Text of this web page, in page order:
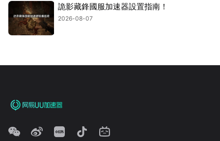
詭影藏鋒國服加速器設置指南！
2026-08-07